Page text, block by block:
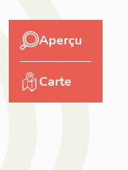
Aperçu
Carte